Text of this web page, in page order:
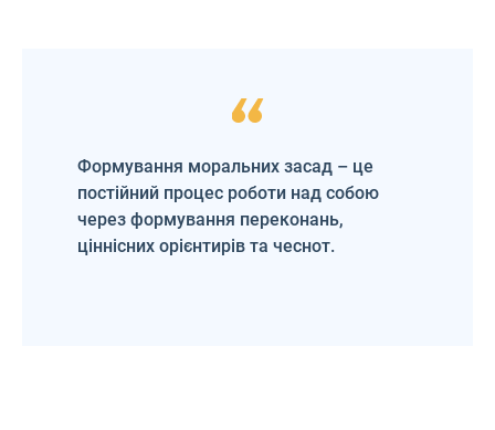
Формування моральних засад – це
постійний процес роботи над собою
через формування переконань,
ціннісних орієнтирів та чеснот.